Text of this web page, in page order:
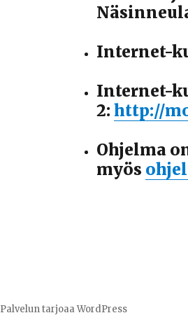
Internet-
Internet-
2: http://
Ohjelma
myös
Palvelun tarjoaa WordPress